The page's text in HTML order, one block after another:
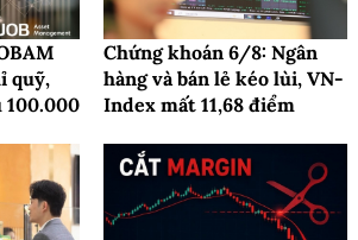
quỹ,
Chứng khoán 6/8: Ngân
hàng và bán lẻ kéo lùi, VN-
Index mất 11,68 điểm